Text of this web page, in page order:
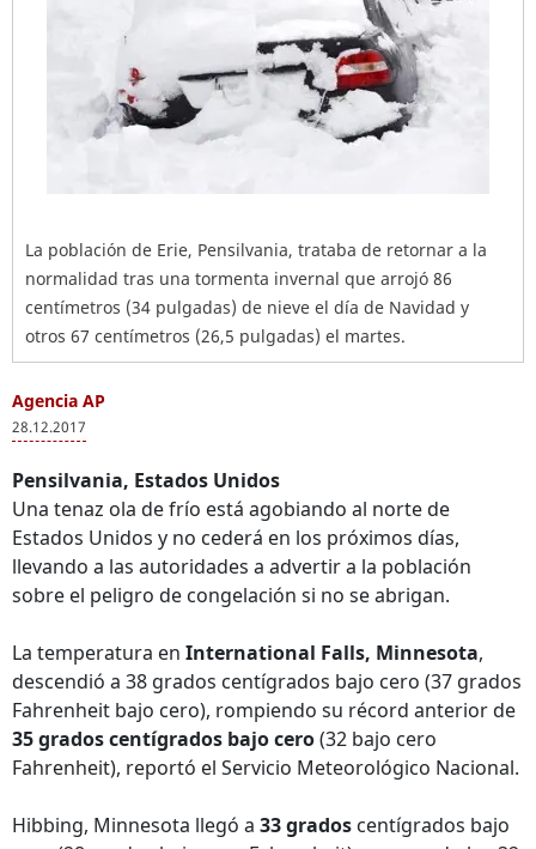
La población de Erie, Pensilvania, trataba de retornar a la
normalidad tras una tormenta invernal que arrojó 86
centímetros (34 pulgadas) de nieve el día de Navidad y
otros 67 centímetros (26,5 pulgadas) el martes.
Agencia AP
28.12.2017
Pensilvania, Estados Unidos
Una tenaz ola de frío está agobiando al norte de
Estados Unidos y no cederá en los próximos días,
llevando a las autoridades a advertir a la población
sobre el peligro de congelación si no se abrigan.
La temperatura en International Falls, Minnesota,
descendió a 38 grados centígrados bajo cero (37 grados
Fahrenheit bajo cero), rompiendo su récord anterior de
35 grados centígrados bajo cero(32 bajo cero
Fahrenheit), reportó el Servicio Meteorológico Nacional.
Hibbing, Minnesota llegó a 33 grados centígrados bajo